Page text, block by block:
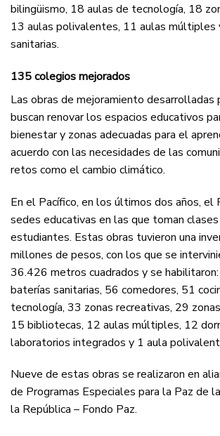
bilingüismo, 18 aulas de tecnología, 18
13 aulas polivalentes, 11 aulas múltiples
sanitarias.
135 colegios mejorados
Las obras de mejoramiento desarrolladas
buscan renovar los espacios educativos
bienestar y zonas adecuadas para el
acuerdo con las necesidades de las
retos como el cambio climático.
En el Pacífico, en los últimos dos años, el
sedes educativas en las que toman
estudiantes. Estas obras tuvieron una
millones de pesos, con los que se
36.426 metros cuadrados y se
baterías sanitarias, 56 comedores, 51
tecnología, 33 zonas recreativas, 29
15 bibliotecas, 12 aulas múltiples, 12
laboratorios integrados y 1 aula
Nueve de estas obras se realizaron en
de Programas Especiales para la Paz de
la República – Fondo Paz.